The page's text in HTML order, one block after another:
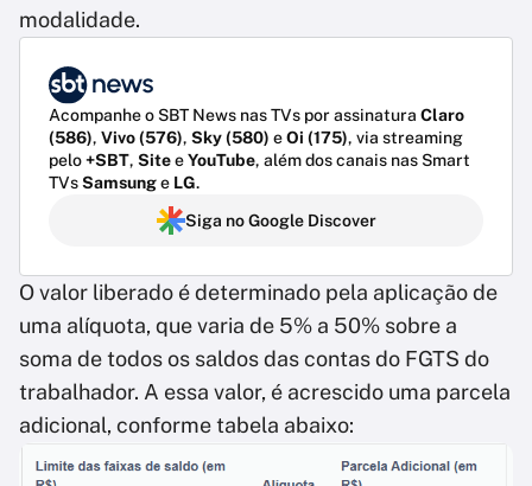
modalidade.
Acompanhe o SBT News nas TVs por assinatura Claro
(586), Vivo (576), Sky (580) eOi (175), via streaming
pelo+SBT, SiteeYouTube, além dos canais nas Smart
TVsSamsunge LG.
Siga no Google Discover
O valor liberado é determinado pela aplicação de
uma alíquota, que varia de 5% a 50% sobre a
soma de todos os saldos das contas do FGTS do
trabalhador. A essa valor, é acrescido uma parcela
adicional, conforme tabela abaixo: